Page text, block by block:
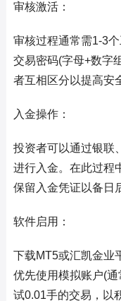
审核激活：
审核过程通常需1-3
交易密码(字母+数字
者互相区分以提高安
入金操作：
投资者可以通过银联
进行入金。在此过程
保留入金凭证以备日
软件启用：
下载MT5或汇凯金业
优先使用模拟账户(
试0.01手的交易，以